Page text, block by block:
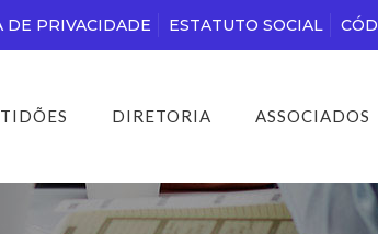
DE PRIVACIDADE ESTATUTO SOCIAL
DIRETORIA ASSOCIADOS